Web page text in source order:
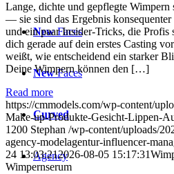
NewFaces
NewFaces
Curved
Agency
Lange, dichte und gepflegte
— sie sind das Ergebnis
und ein paar Insider-Tricks, die Profis
dich gerade auf dein erstes Casting
weißt, wie entscheidend ein starker
Deine Wimpern können den […]
Read more
https://cmmodels.com/wp-content/
Make-up-Produkte-Gesicht-Lippen-
1200 Stephan /wp-content/uploads/
agency-modelagentur-influencer-
24 13:03:212026-08-05 15:17:31
Wimpernserum